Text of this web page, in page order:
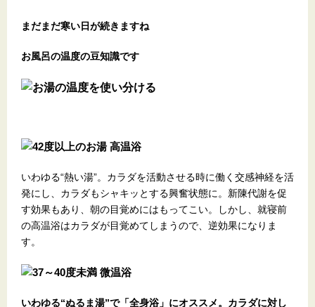
まだまだ寒い日が続きますね
お風呂の温度の豆知識です
いわゆる“熱い湯”。カラダを活動させる時に働く交感神経を活
発にし、カラダもシャキッとする興奮状態に。新陳代謝を促
す効果もあり、朝の目覚めにはもってこい。しかし、就寝前
の高温浴はカラダが目覚めてしまうので、逆効果になりま
す。
いわゆる“ぬるま湯”で「全身浴」にオススメ。カラダに対し